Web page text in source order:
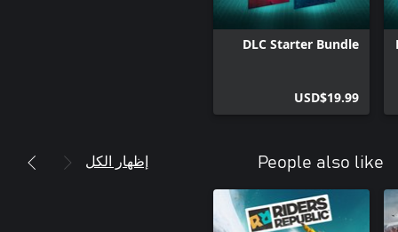
DLC Starter Bundle
USD$19.99
People also like إظهار الكل